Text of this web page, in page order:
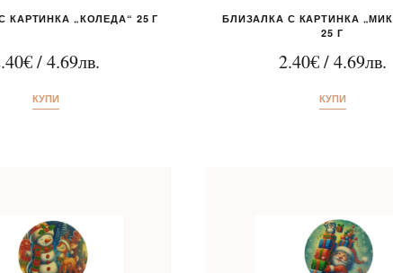
КАРТИНКА „КОЛЕДА“ 25 Г
€/4.69лв.
КУПИ
БЛИЗАЛКА С КАРТИНКА
25 Г
2.40€/4.69лв.
КУПИ